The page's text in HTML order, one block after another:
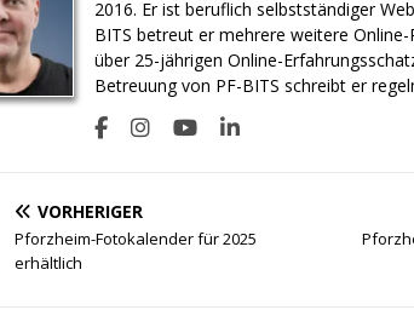
2016. Er ist beruflich selbstständiger
BITS betreut er mehrere weitere
über 25-jährigen Online-
Betreuung von PF-BITS schreibt er
VORHERIGER
Pforzheim-Fotokalender für 2025
erhältlich